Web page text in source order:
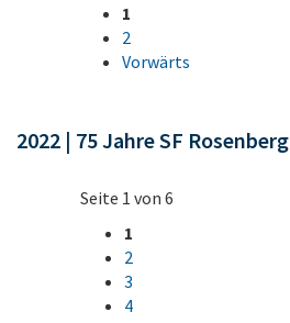
1
2
Vorwärts
2022 | 75 Jahre SF Rosenberg
Seite 1 von 6
1
2
3
4